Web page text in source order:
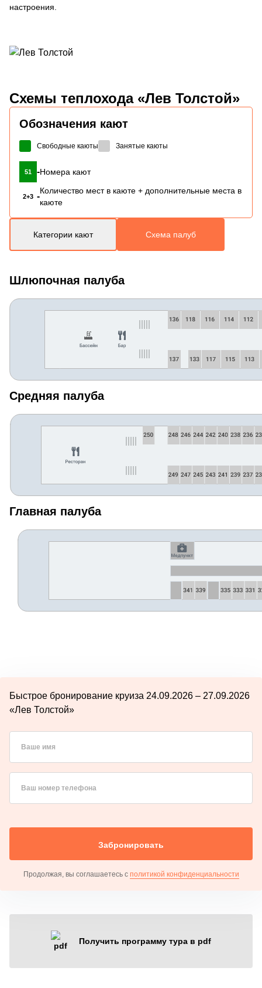
настроения.
Схемы теплохода «Лев Толстой»
Обозначения кают
Свободные каюты Занятые каюты
51 -Номера кают
2+3 -
Количество мест в каюте + дополнительные места в
каюте
Категории кают Схема палуб
Шлюпочная палуба
Средняя палуба
Главная палуба
Быстрое бронирование круиза 24.09.2026 – 27.09.2026
«Лев Толстой»
Ваше имя
Ваш номер телефона
Забронировать
Продолжая, вы соглашаетесь с политикой конфиденциальности
Получить программу тура в pdf